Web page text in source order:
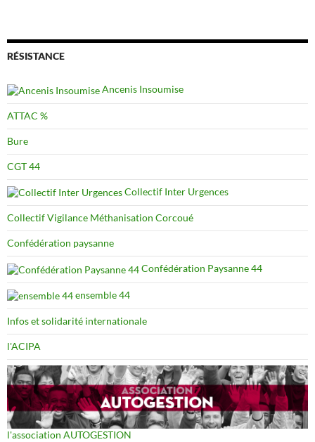
RÉSISTANCE
Ancenis Insoumise
ATTAC %
Bure
CGT 44
Collectif Inter Urgences
Collectif Vigilance Méthanisation Corcoué
Confédération paysanne
Confédération Paysanne 44
ensemble 44
Infos et solidarité internationale
l'ACIPA
l'association AUTOGESTION